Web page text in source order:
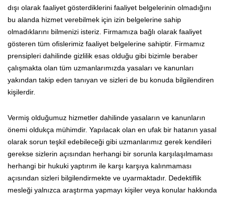
dışı olarak faaliyet gösterdiklerini faaliyet belgelerinin olmadığını
bu alanda hizmet verebilmek için izin belgelerine sahip
olmadıklarını bilmenizi isteriz. Firmamıza bağlı olarak faaliyet
gösteren tüm ofislerimiz faaliyet belgelerine sahiptir. Firmamız
prensipleri dahilinde gizlilik esas olduğu gibi bizimle beraber
çalışmakta olan tüm uzmanlarımızda yasaları ve kanunları
yakından takip eden tanıyan ve sizleri de bu konuda bilgilendiren
kişilerdir.
Vermiş olduğumuz hizmetler dahilinde yasaların ve kanunların
önemi oldukça mühimdir. Yapılacak olan en ufak bir hatanın yasal
olarak sorun teşkil edebileceği gibi uzmanlarımız gerek kendileri
gerekse sizlerin açısından herhangi bir sorunla karşılaşılmaması
herhangi bir hukuki yaptırım ile karşı karşıya kalınmaması
açısından sizleri bilgilendirmekte ve uyarmaktadır. Dedektiflik
mesleği yalnızca araştırma yapmayı kişiler veya konular hakkında